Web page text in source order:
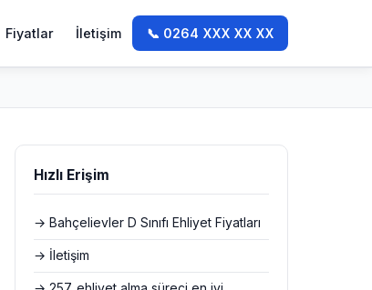
Fiyatlar İletişim 📞 0264 XXX XX XX
Hızlı Erişim
→ Bahçelievler D Sınıfı Ehliyet Fiyatları
→ İletişim